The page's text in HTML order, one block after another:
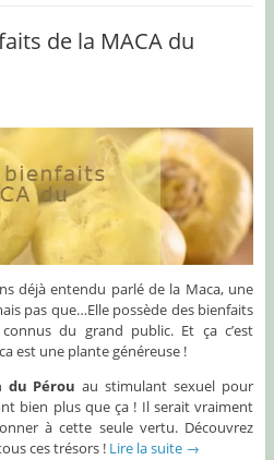
de la MACA du
déjà entendu parlé de la Maca, une
pas que…Elle possède des bienfaits
du grand public. Et ça c’est
est une plante généreuse !
du Pérou au stimulant sexuel pour
bien plus que ça ! Il serait vraiment
à cette seule vertu. Découvrez
ces trésors ! Lire la suite →